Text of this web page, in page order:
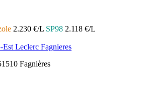
2.230 €/L SP98 2.118 €/L
Est Leclerc Fagnieres
Fagnières